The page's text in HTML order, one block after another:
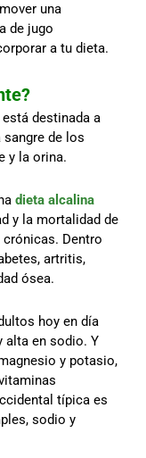
una
de jugo
a tu dieta.
destinada a
sangre de los
y la orina.
dieta alcalina
y la mortalidad de
Dentro
artritis,
ósea.
hoy en día
alta en sodio. Y
y potasio,
típica es
sodio y